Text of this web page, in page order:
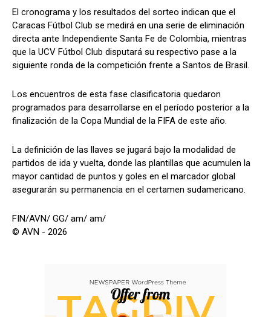
El cronograma y los resultados del sorteo indican que el
Caracas Fútbol Club se medirá en una serie de eliminación
directa ante Independiente Santa Fe de Colombia, mientras
que la UCV Fútbol Club disputará su respectivo pase a la
siguiente ronda de la competición frente a Santos de Brasil.
Los encuentros de esta fase clasificatoria quedaron
programados para desarrollarse en el período posterior a la
finalización de la Copa Mundial de la FIFA de este año.
La definición de las llaves se jugará bajo la modalidad de
partidos de ida y vuelta, donde las plantillas que acumulen la
mayor cantidad de puntos y goles en el marcador global
asegurarán su permanencia en el certamen sudamericano.
FIN/AVN/ GG/ am/ am/
© AVN - 2026